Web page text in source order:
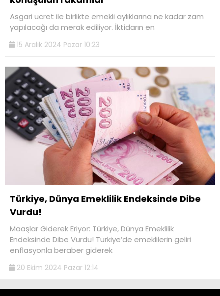
Asgari ücret ile birlikte emekli aylıklarına ne kadar zam
yapılacağı da merak ediliyor. İktidarın en
15 Aralık 2024 Pazar 10:23
Türkiye, Dünya Emeklilik Endeksinde Dibe
Vurdu!
Maaşlar Giderek Eriyor: Türkiye, Dünya Emeklilik
Endeksinde Dibe Vurdu! Türkiye’de emeklilerin geliri
enflasyonla beraber giderek
20 Ekim 2024 Pazar 12:14